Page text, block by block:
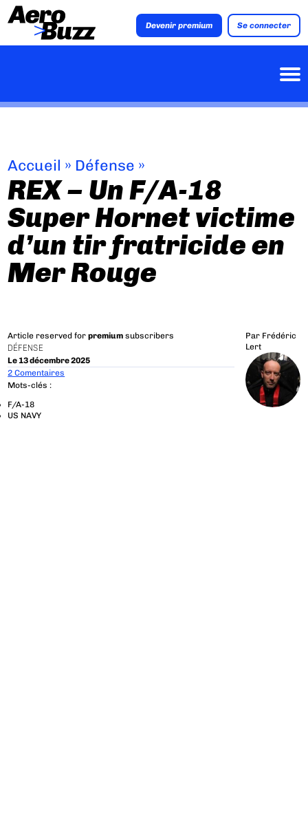
Devenir premium Se connecter
Accueil » Défense »
REX – Un F/A-18
Super Hornet victime
d’un tir fratricide en
Mer Rouge
Article reserved forpremium subscribers
DÉFENSE
Le 13 décembre 2025
Par Frédéric
Lert
2 Comentaires
Mots-clés :
F/A-18
US NAVY